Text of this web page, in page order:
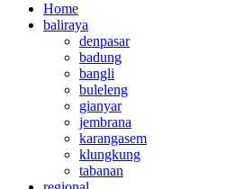
Home
baliraya
denpasar
badung
bangli
buleleng
gianyar
jembrana
karangasem
klungkung
tabanan